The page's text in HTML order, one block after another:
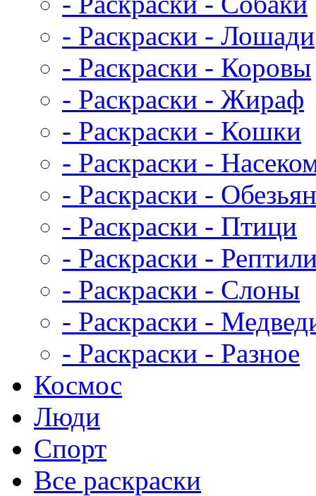
- Раскраски - Лошади
- Раскраски - Коровы
- Раскраски - Жираф
- Раскраски - Кошки
- Раскраски -
- Раскраски -
- Раскраски - Птици
- Раскраски -
- Раскраски - Слоны
- Раскраски -
- Раскраски - Разное
Космос
Люди
Спорт
Все раскраски